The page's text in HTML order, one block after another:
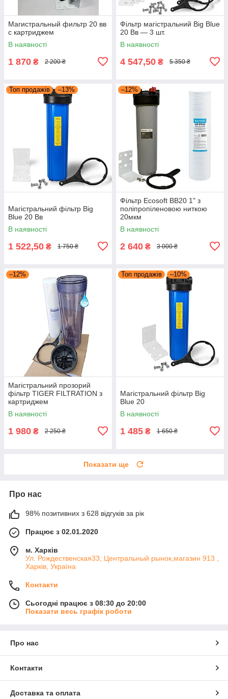
Магистральный фильтр 20 вв
с картриджем
В наявності
1 870 ₴ 2 200 ₴
Фільтр магістральний Big Blue
20 Вв — 3 шт.
В наявності
4 547,50 ₴ 5 350 ₴
Топ продажів –13%
Магістральний фільтр Big
Blue 20 Вв
В наявності
1 522,50 ₴ 1 750 ₴
–12%
Фільтр Ecosoft ВВ20 1" з
поліпропіленовою ниткою
20мкм
В наявності
2 640 ₴ 3 000 ₴
–12%
Магістральний прозорий
фільтр TIGER FILTRATION з
картриджем
В наявності
1 980 ₴ 2 250 ₴
Топ продажів –10%
Магістральний фільтр Big
Blue 20
В наявності
1 485 ₴ 1 650 ₴
Показати ще
Про нас
98% позитивних з 628 відгуків за рік
Працює з 02.01.2020
м. Харків
Ул. Рождественская33, Центральный рынок,магазин 913 ,
Харків, Україна
Контакти
Сьогодні працює з 08:30 до 20:00
Показати весь графік роботи
Про нас
Контакти
Доставка та оплата